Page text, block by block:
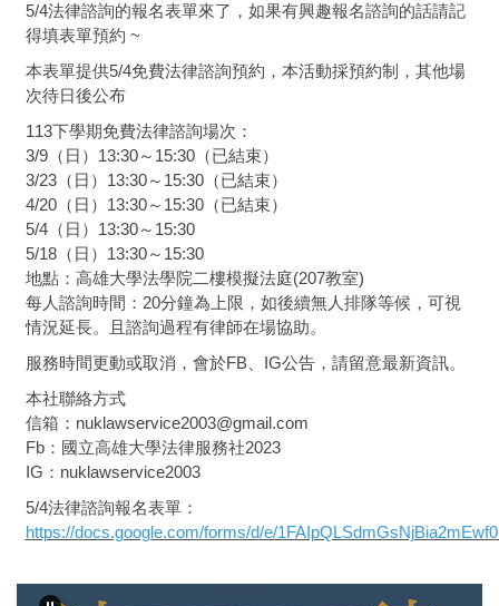
5/4法律諮詢的報名表單來了，如果有興趣報名諮詢的話請記
得填表單預約 ~
本表單提供5/4免費法律諮詢預約，本活動採預約制，其他場
次待日後公布
113下學期免費法律諮詢場次：
3/9（日）13:30～15:30（已結束）
3/23（日）13:30～15:30（已結束）
4/20（日）13:30～15:30（已結束）
5/4（日）13:30～15:30
5/18（日）13:30～15:30
地點：高雄大學法學院二樓模擬法庭(207教室)
每人諮詢時間：20分鐘為上限，如後續無人排隊等候，可視
情況延長。且諮詢過程有律師在場協助。
服務時間更動或取消，會於FB、IG公告，請留意最新資訊。
本社聯絡方式
信箱：nuklawservice2003@gmail.com
Fb：國立高雄大學法律服務社2023
IG：nuklawservice2003
5/4法律諮詢報名表單：
https://docs.google.com/forms/d/e/